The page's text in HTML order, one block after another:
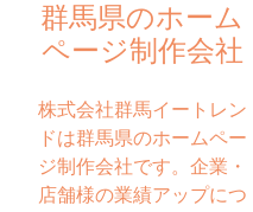
群馬県のホーム
ページ制作会社
株式会社群馬イートレン
ドは群馬県のホームペー
ジ制作会社です。企業・
店舗様の業績アップにつ